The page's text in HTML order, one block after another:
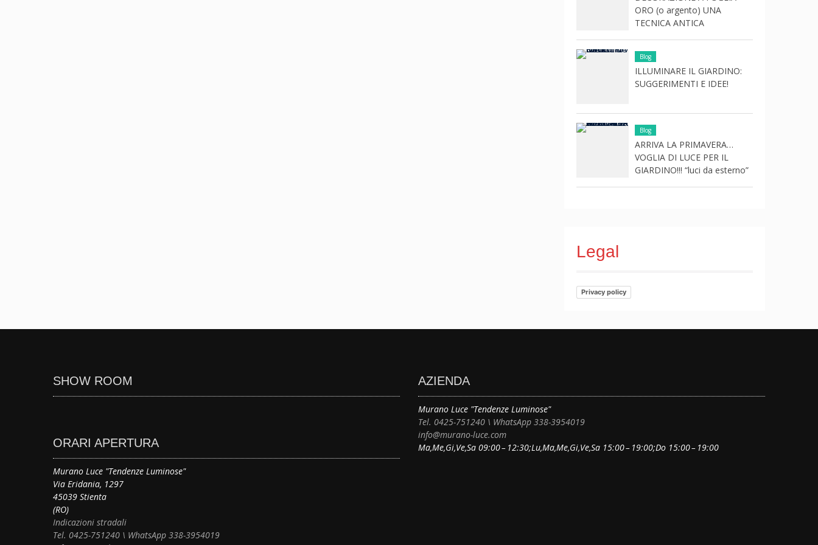
ORO (o argento) UNA
TECNICA ANTICA
Blog
ILLUMINARE IL GIARDINO:
SUGGERIMENTI E IDEE!
Blog
ARRIVA LA PRIMAVERA…
VOGLIA DI LUCE PER IL
GIARDINO!!! “luci da esterno”
Legal
Privacy policy
SHOW ROOM
ORARI APERTURA
Murano Luce "Tendenze Luminose"
Via Eridania, 1297
45039 Stienta
(RO)
Indicazioni stradali
Tel. 0425-751240 \ WhatsApp 338-3954019
AZIENDA
Murano Luce "Tendenze Luminose"
Tel. 0425-751240 \ WhatsApp 338-3954019
info@murano-luce.com
Ma,Me,Gi,Ve,Sa 09:00 – 12:30;Lu,Ma,Me,Gi,Ve,Sa 15:00 – 19:00;Do 15:00 – 19:00